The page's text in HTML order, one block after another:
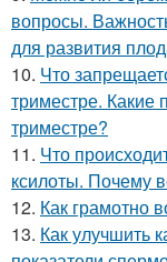
вопросы.
для развития
10. Что
триместре. Какие
триместре?
11. Что
ксилоты. Почему
12. Как грамотно
13. Как улучшить